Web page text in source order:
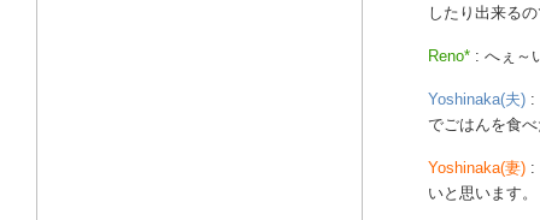
したり出来る
Reno* : へぇ～
Yoshinaka(夫) :
でごはんを食
Yoshinaka(妻) :
いと思います。